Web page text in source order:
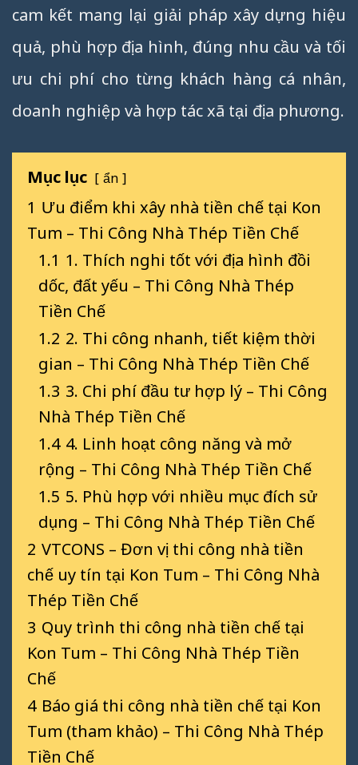
cam kết mang lại giải pháp xây dựng hiệu
quả, phù hợp địa hình, đúng nhu cầu và tối
ưu chi phí cho từng khách hàng cá nhân,
doanh nghiệp và hợp tác xã tại địa phương.
Mục lục ẩn
1 Ưu điểm khi xây nhà tiền chế tại Kon
Tum – Thi Công Nhà Thép Tiền Chế
1.1 1. Thích nghi tốt với địa hình đồi
dốc, đất yếu – Thi Công Nhà Thép
Tiền Chế
1.2 2. Thi công nhanh, tiết kiệm thời
gian – Thi Công Nhà Thép Tiền Chế
1.3 3. Chi phí đầu tư hợp lý – Thi Công
Nhà Thép Tiền Chế
1.4 4. Linh hoạt công năng và mở
rộng – Thi Công Nhà Thép Tiền Chế
1.5 5. Phù hợp với nhiều mục đích sử
dụng – Thi Công Nhà Thép Tiền Chế
2 VTCONS – Đơn vị thi công nhà tiền
chế uy tín tại Kon Tum – Thi Công Nhà
Thép Tiền Chế
3 Quy trình thi công nhà tiền chế tại
Kon Tum – Thi Công Nhà Thép Tiền
Chế
4 Báo giá thi công nhà tiền chế tại Kon
Tum (tham khảo) – Thi Công Nhà Thép
Tiền Chế